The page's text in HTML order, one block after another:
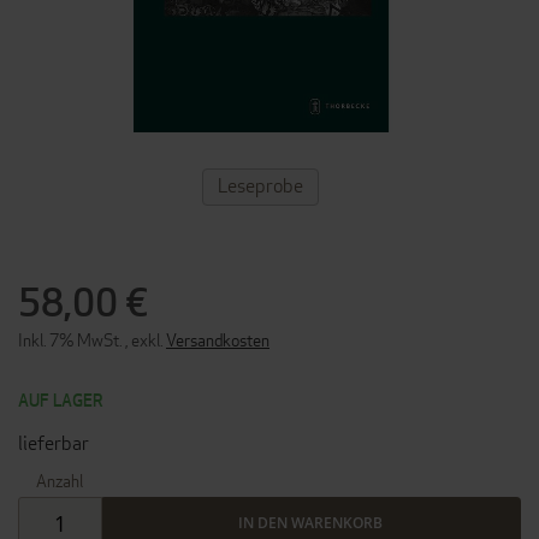
58,00 €
Inkl. 7% MwSt. exkl. Versandkosten
AUF LAGER
lieferbar
Anzahl
IN DEN WARENKORB
ZUM
ANFANG
Leseprobe